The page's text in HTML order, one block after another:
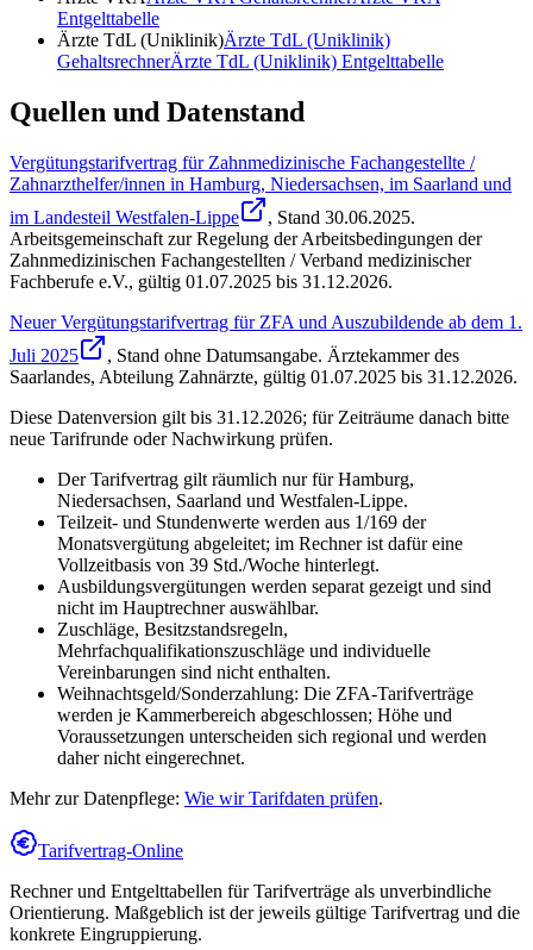
Entgelttabelle
Ärzte TdL (Uniklinik)Ärzte TdL (Uniklinik)
GehaltsrechnerÄrzte TdL (Uniklinik) Entgelttabelle
Quellen und Datenstand
Vergütungstarifvertrag für Zahnmedizinische Fachangestellte /
Zahnarzthelfer/innen in Hamburg, Niedersachsen, im Saarland und
im Landesteil Westfalen-Lippe
, Stand 30.06.2025.
Arbeitsgemeinschaft zur Regelung der Arbeitsbedingungen der
Zahnmedizinischen Fachangestellten / Verband medizinischer
Fachberufe e.V., gültig 01.07.2025 bis 31.12.2026.
Neuer Vergütungstarifvertrag für ZFA und Auszubildende ab dem 1.
Juli 2025
, Stand ohne Datumsangabe. Ärztekammer des
Saarlandes, Abteilung Zahnärzte, gültig 01.07.2025 bis 31.12.2026.
Diese Datenversion gilt bis 31.12.2026; für Zeiträume danach bitte
neue Tarifrunde oder Nachwirkung prüfen.
Der Tarifvertrag gilt räumlich nur für Hamburg,
Niedersachsen, Saarland und Westfalen-Lippe.
Teilzeit- und Stundenwerte werden aus 1/169 der
Monatsvergütung abgeleitet; im Rechner ist dafür eine
Vollzeitbasis von 39 Std./Woche hinterlegt.
Ausbildungsvergütungen werden separat gezeigt und sind
nicht im Hauptrechner auswählbar.
Zuschläge, Besitzstandsregeln,
Mehrfachqualifikationszuschläge und individuelle
Vereinbarungen sind nicht enthalten.
Weihnachtsgeld/Sonderzahlung: Die ZFA-Tarifverträge
werden je Kammerbereich abgeschlossen; Höhe und
Voraussetzungen unterscheiden sich regional und werden
daher nicht eingerechnet.
Mehr zur Datenpflege: Wie wir Tarifdaten prüfen.
Tarifvertrag-Online
Rechner und Entgelttabellen für Tarifverträge als unverbindliche
Orientierung. Maßgeblich ist der jeweils gültige Tarifvertrag und die
konkrete Eingruppierung.